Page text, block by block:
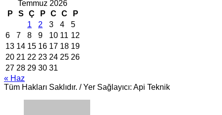
Temmuz 2026
P
S Ç P C C
P
1
2 3 4
5
6
7 8 9 10 11 12
13 14 15 16 17 18 19
20 21 22 23 24 25 26
27 28 29 30 31
« Haz
Tüm Hakları Saklıdır. / Yer Sağlayıcı: Api Teknik